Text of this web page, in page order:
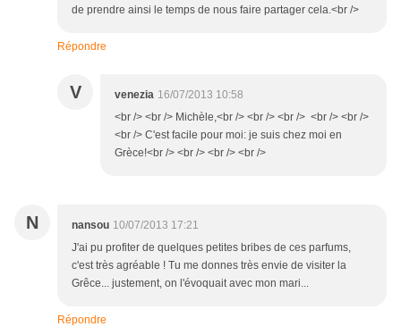
de prendre ainsi le temps de nous faire partager cela.<br />
Répondre
V venezia 16/07/2013 10:58
<br /> <br /> Michèle,<br /> <br /> <br /> <br /> <br />
<br /> C'est facile pour moi: je suis chez moi en
Grèce!<br /> <br /> <br /> <br />
N nansou 10/07/2013 17:21
J'ai pu profiter de quelques petites bribes de ces parfums,
c'est très agréable ! Tu me donnes très envie de visiter la
Grêce... justement, on l'évoquait avec mon mari...
Répondre